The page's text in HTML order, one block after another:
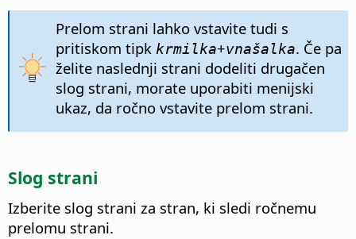
Prelom strani lahko vstavite tudi s
pritiskom tipk krmilka+vnašalka. Če pa
želite naslednji strani dodeliti drugačen
slog strani, morate uporabiti menijski
ukaz, da ročno vstavite prelom strani.
Slog strani
Izberite slog strani za stran, ki sledi ročnemu
prelomu strani.